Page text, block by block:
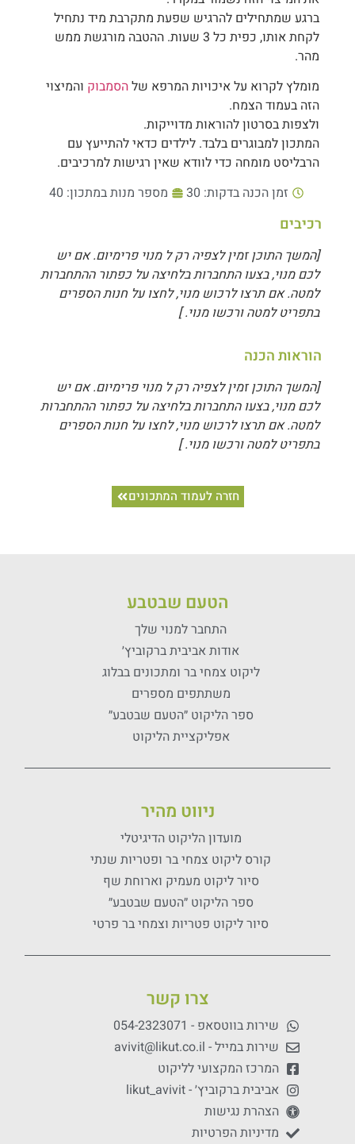
ברגע שמתחילים להרגיש שפעת מתקרבת מיד נתחיל
לקחת אותו, כפית כל 3 שעות. ההטבה מורגשת ממש
מהר.
מומלץ לקרוא על איכויות המרפא שלהסמבוק והמיצוי
הזה בעמוד הצמח.
ולצפות בסרטון להוראות מדוייקות.
המתכון למבוגרים בלבד. לילדים כדאי להתייעץ עם
הרבליסט מומחה כדי לוודא שאין רגישות למרכיבים.
זמן הכנה בדקות: 30
מספר מנות במתכון: 40
רכיבים
[המשך התוכן זמין לצפיה רק ל מנוי פרימיום. אם יש
לכם מנוי, בצעו התחברות בלחיצה על כפתור ההתחברות
למטה. אם תרצו לרכוש מנוי, לחצו על חנות הספרים
בתפריט למטה ורכשו מנוי. ]
הוראות הכנה
[המשך התוכן זמין לצפיה רק ל מנוי פרימיום. אם יש
לכם מנוי, בצעו התחברות בלחיצה על כפתור ההתחברות
למטה. אם תרצו לרכוש מנוי, לחצו על חנות הספרים
בתפריט למטה ורכשו מנוי. ]
חזרה לעמוד המתכונים
הטעם שבטבע
התחבר למנוי שלך
אודות אביבית ברקוביץ׳
ליקוט צמחי בר ומתכונים בבלוג
משתתפים מספרים
ספר הליקוט ״הטעם שבטבע״
אפליקציית הליקוט
ניווט מהיר
מועדון הליקוט הדיגיטלי
קורס ליקוט צמחי בר ופטריות שנתי
סיור ליקוט מעמיק וארוחת שף
ספר הליקוט ״הטעם שבטבע״
סיור ליקוט פטריות וצמחי בר פרטי
צרו קשר
שירות בווטסאפ - 054-2323071
שירות במייל - avivit@likut.co.il
המרכז המקצועי לליקוט
אביבית ברקוביץ׳ - likut_avivit
הצהרת נגישות
מדיניות הפרטיות